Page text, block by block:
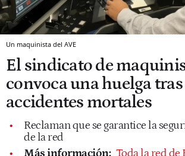
Un maquinista del AVE
El sindicato de
convoca una huelga
accidentes mortales
Reclaman que se garantice la
de la red
Más información: Toda la red de